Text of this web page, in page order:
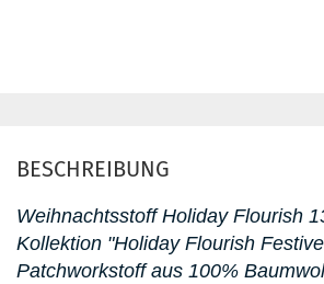
BESCHREIBUNG
Weihnachtsstoff Holiday Flourish
Kollektion "Holiday Flourish
Patchworkstoff aus 100%